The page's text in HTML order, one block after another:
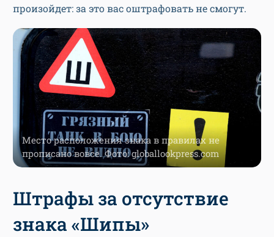
произойдет: за это вас оштрафовать не смогут.
Место расположения знака в правилах не
прописано вовсе. Фото: globallookpress.com
Штрафы за отсутствие
знака «Шипы»